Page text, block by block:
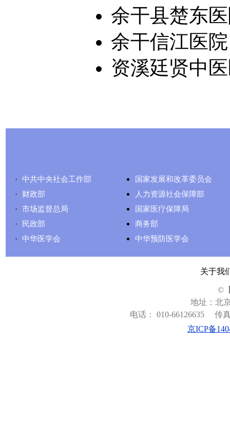
余干县楚东
余干信江医院
资溪廷贤中
中共中央社会工作部
国家发展和改革委员会
财政部
人力资源社会保障部
市场监督总局
国家医疗保障局
民政部
商务部
中华医学会
中华预防医学会
关于我
©
地址：北
电话： 010-66126635
传
京ICP备